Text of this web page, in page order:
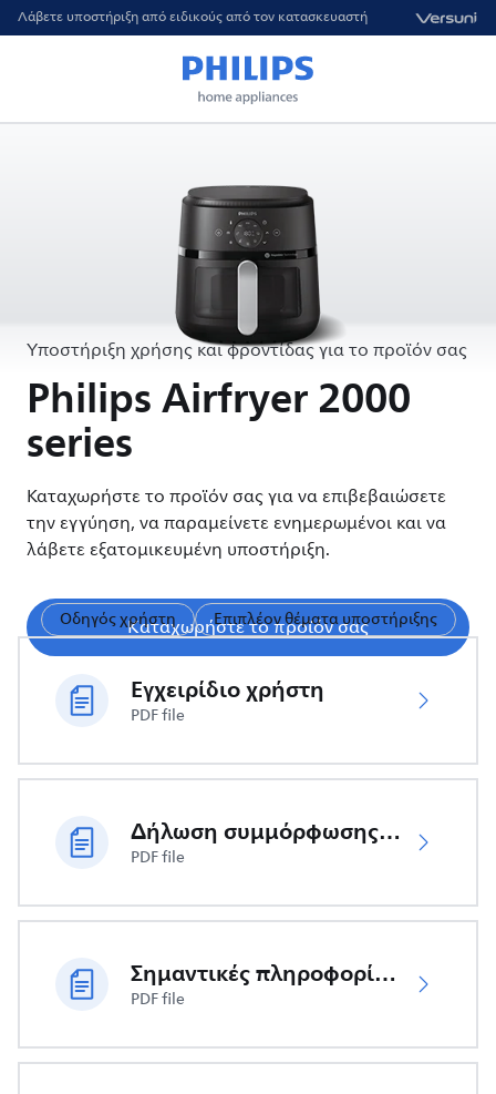
Λάβετε υποστήριξη από ειδικούς από τον κατασκευαστή
Υποστήριξη χρήσης και φροντίδας για το προϊόν σας
Philips Airfryer 2000
series
Καταχωρήστε το προϊόν σας για να επιβεβαιώσετε
την εγγύηση, να παραμείνετε ενημερωμένοι και να
λάβετε εξατομικευμένη υποστήριξη.
Καταχωρήστε το προϊόν σας
Οδηγός χρήστη Επιπλέον θέματα υποστήριξης
Εγχειρίδιο χρήστη
PDF file
Δήλωση συμμόρφωσης ΕΕ
PDF file
Σημαντικές πληροφορίες ασφαλείας
PDF file